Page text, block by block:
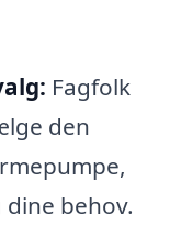
Fagfolk
den
behov.